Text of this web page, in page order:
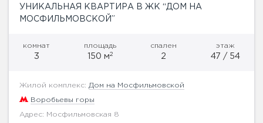
УНИКАЛЬНАЯ КВАРТИРА В ЖК “ДОМ НА
МОСФИЛЬМОВСКОЙ”
комнат
3
площадь
150 м2
спален
2
этаж
47 / 54
Жилой комплекс: Дом на Мосфильмовской
Воробьевы горы
Адрес: Мосфильмовская 8